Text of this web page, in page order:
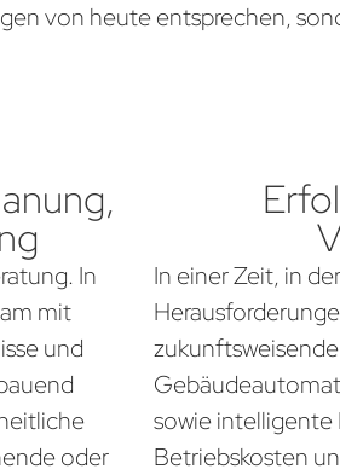
von heute entsprechen,
In
mit
und
oder
In einer Zeit, in
sowie intelligente
Betriebskosten